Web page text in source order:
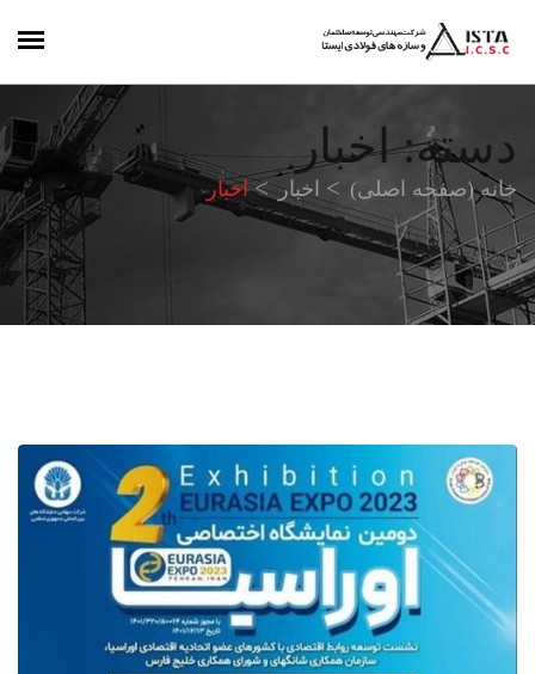
دسته:اخبار
خانه (صفحه اصلی) اخبار اخبار